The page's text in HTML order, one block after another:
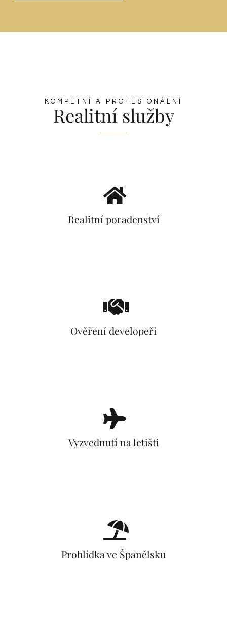
KOMPETNÍ A PROFESIONÁLNÍ
Realitní služby
Realitní poradenství
Ověření developeři
Vyzvednutí na letišti
Prohlídka ve Španělsku